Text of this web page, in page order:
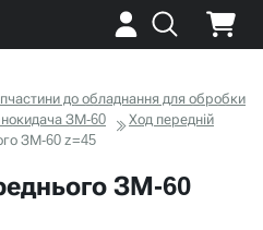
до обладнання для обробки
ЗМ-60
Ход передній
ЗМ-60 z=45
ЗМ-60